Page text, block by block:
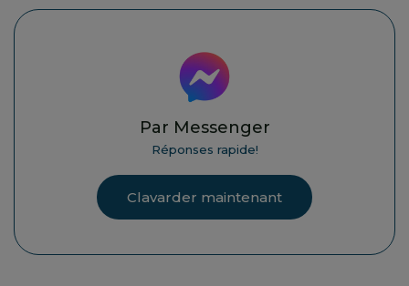
Par Messenger
Réponses rapide!
Clavarder maintenant